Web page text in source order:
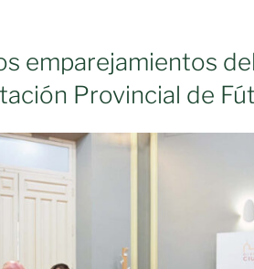
emparejamientos
Provincial de